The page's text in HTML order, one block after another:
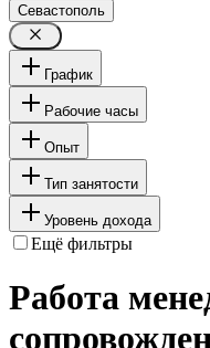
Севастополь
График
Рабочие часы
Опыт
Тип занятости
Уровень дохода
Ещё фильтры
Работа